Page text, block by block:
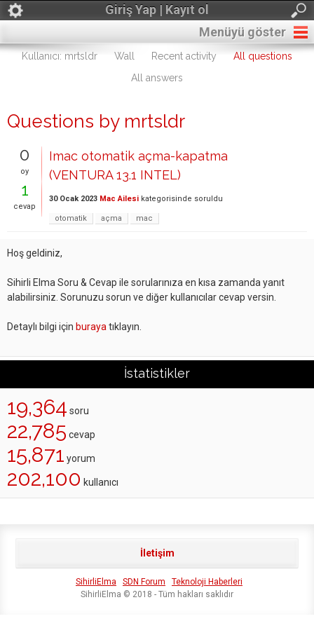
Giriş Yap | Kayıt ol
Menüyü göster
Kullanıcı: mrtsldr Wall Recent activity
All questions
All answers
Questions by mrtsldr
0
oy
1
cevap
Imac otomatik açma-kapatma
(VENTURA 13.1 INTEL)
30 Ocak 2023 Mac Ailesi kategorisinde soruldu
otomatik açma mac
Hoş geldiniz,
Sihirli Elma Soru & Cevap ile sorularınıza en kısa zamanda yanıt
alabilirsiniz. Sorunuzu sorun ve diğer kullanıcılar cevap versin.
Detaylı bilgi için buraya tıklayın.
İstatistikler
19,364 soru
22,785 cevap
15,871 yorum
202,100 kullanıcı
İletişim
SihirliElma SDN Forum
Teknoloji Haberleri
SihirliElma © 2018 - Tüm hakları saklıdır